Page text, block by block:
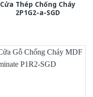
Cửa Thép Chống Cháy
2P1G2-a-SGD